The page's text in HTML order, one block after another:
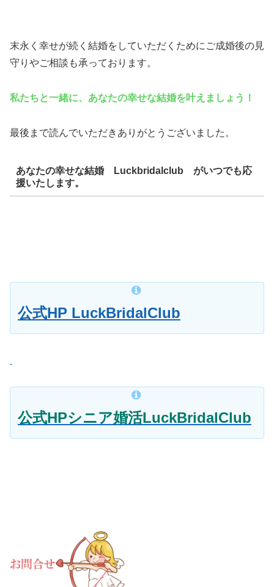
末永く幸せが続く結婚をしていただくために ご成婚後の見
守りやご相談も承っております。
私たちと一緒に、あなたの幸せな結婚を叶えましょう！
最後まで読んでいただきありがとうございました。
あなたの幸せな結婚 Luckbridalclub がいつでも応
援いたします。
公式HP LuckBridalClub
公式HPシニア婚活LuckBridalClub